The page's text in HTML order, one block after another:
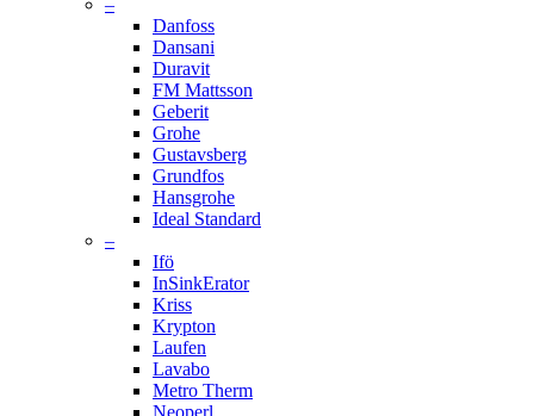
–
Danfoss
Dansani
Duravit
FM Mattsson
Geberit
Grohe
Gustavsberg
Grundfos
Hansgrohe
Ideal Standard
–
Ifö
InSinkErator
Kriss
Krypton
Laufen
Lavabo
Metro Therm
Neoperl